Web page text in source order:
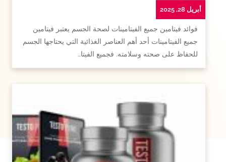
أبريل 28, 2025
فوائد فيتامين جميع الفيتامينات لصحة الجسم يعتبر فيتامين
جميع الفيتامينات أحد أهم العناصر الغذائية التي يحتاجها الجسم
للحفاظ على صحته وسلامته. فجميع الفيتا…